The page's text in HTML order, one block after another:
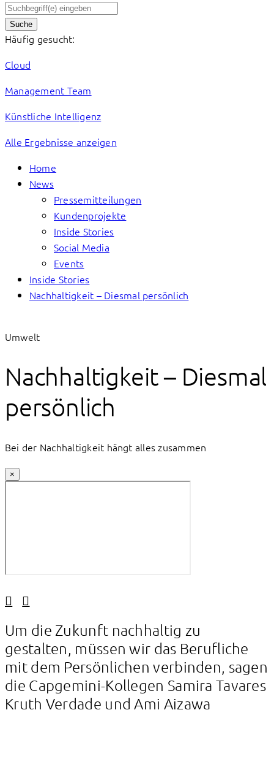
Suche
Häufig gesucht:
Cloud
Management Team
Künstliche Intelligenz
Alle Ergebnisse anzeigen
Home
News
Pressemitteilungen
Kundenprojekte
Inside Stories
Social Media
Events
Inside Stories
Nachhaltigkeit – Diesmal persönlich
Umwelt
Nachhaltigkeit – Diesmal
persönlich
Bei der Nachhaltigkeit hängt alles zusammen
×
Um die Zukunft nachhaltig zu
gestalten, müssen wir das Berufliche
mit dem Persönlichen verbinden, sagen
die Capgemini-Kollegen Samira Tavares
Kruth Verdade und Ami Aizawa